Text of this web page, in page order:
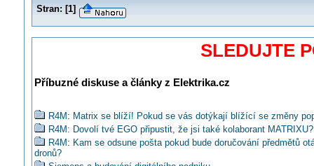
Stran: [1]
SLEDUJTE
Příbuzné diskuse a články z Elektrika.cz
R4M: Matrix se blíží! Pokud se vás dotýkají blížící se změny
R4M: Dovolí tvé EGO připustit, že jsi také kolaborant MATRIXU?
R4M: Kam se odsune pošta pokud bude doručování předmětů
dronů?